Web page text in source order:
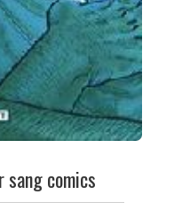
sang comics